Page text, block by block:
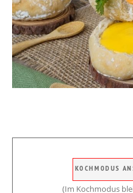
KOCHMODUS
(Im Kochmodus